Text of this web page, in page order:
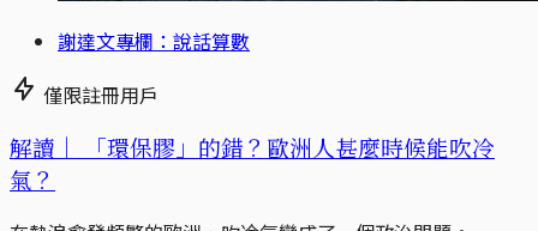
謝達文專欄：說話算數
僅限註冊用戶
解讀｜
「環保膠」的錯？歐洲人甚麼時候能吹冷
氣？